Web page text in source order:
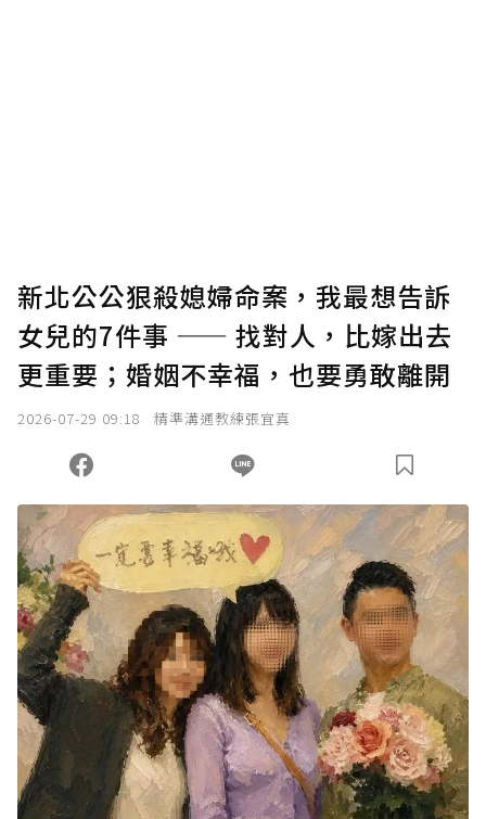
新北公公狠殺媳婦命案，我最想告訴
女兒的7件事 —— 找對人，比嫁出去
更重要；婚姻不幸福，也要勇敢離開
2026-07-29 09:18 精準溝通教練張宜真